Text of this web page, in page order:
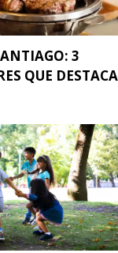
3
QUE